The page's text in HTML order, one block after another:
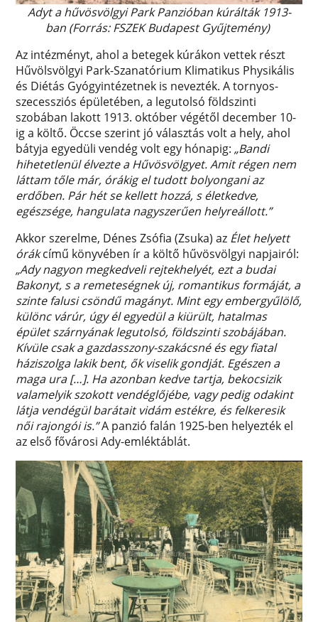
Adyt a hűvösvölgyi Park Panzióban kúrálták 1913-
ban (Forrás: FSZEK Budapest Gyűjtemény)
Az intézményt, ahol a betegek kúrákon vettek részt
Hűvölsvölgyi Park-Szanatórium Klimatikus Physikális
és Diétás Gyógyintézetnek is nevezték. A tornyos-
szecessziós épületében, a legutolsó földszinti
szobában lakott 1913. október végétől december 10-
ig a költő. Öccse szerint jó választás volt a hely, ahol
bátyja egyedüli vendég volt egy hónapig:„Bandi
hihetetlenül élvezte a Hűvösvölgyet. Amit régen nem
láttam tőle már, órákig el tudott bolyongani az
erdőben. Pár hét se kellett hozzá, s életkedve,
egészsége, hangulata nagyszerűen helyreállott.”
Akkor szerelme, Dénes Zsófia (Zsuka) az Élet helyett
órákcímű könyvében ír a költő hűvösvölgyi napjairól:
„Ady nagyon megkedveli rejtekhelyét, ezt a budai
Bakonyt, s a remeteségnek új, romantikus formáját, a
szinte falusi csöndű magányt. Mint egy embergyűlölő,
különc várúr, úgy él egyedül a kiürült, hatalmas
épület szárnyának legutolsó, földszinti szobájában.
Kívüle csak a gazdasszony-szakácsné és egy fiatal
háziszolga lakik bent, ők viselik gondját. Egészen a
maga ura […]. Ha azonban kedve tartja, bekocsizik
valamelyik szokott vendéglőjébe, vagy pedig odakint
látja vendégül barátait vidám estékre, és felkeresik
női rajongói is.”A panzió falán 1925-ben helyezték el
az első fővárosi Ady-emléktáblát.